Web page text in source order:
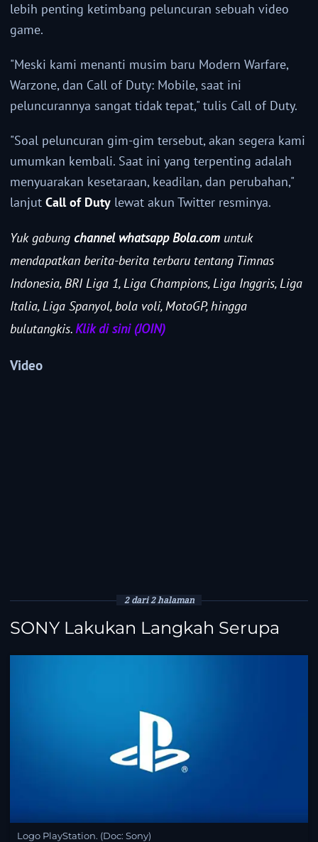
lebih penting ketimbang peluncuran sebuah video
game.
"Meski kami menanti musim baru Modern Warfare,
Warzone, dan Call of Duty: Mobile, saat ini
peluncurannya sangat tidak tepat," tulis Call of Duty.
"Soal peluncuran gim-gim tersebut, akan segera kami
umumkan kembali. Saat ini yang terpenting adalah
menyuarakan kesetaraan, keadilan, dan perubahan,"
lanjut Call of Duty lewat akun Twitter resminya.
Yuk gabung channel whatsapp Bola.com untuk
mendapatkan berita-berita terbaru tentang Timnas
Indonesia, BRI Liga 1, Liga Champions, Liga Inggris, Liga
Italia, Liga Spanyol, bola voli, MotoGP, hingga
bulutangkis.Klik di sini (JOIN)
Video
2 dari 2 halaman
SONY Lakukan Langkah Serupa
Logo PlayStation. (Doc: Sony)